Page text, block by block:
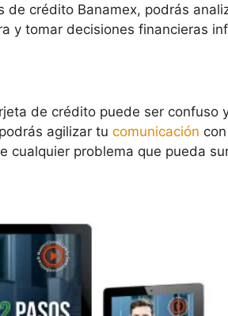
crédito Banamex, podrás
y tomar decisiones financieras
de crédito puede ser confuso
agilizar tu comunicación
cualquier problema que pueda